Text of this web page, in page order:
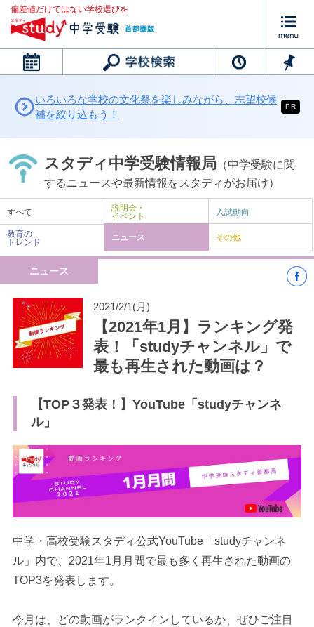
偏差値だけではない学校選びを
カレンダー
学校閲覧履歴はありません
ブックマークした学校
ブックマークした学校はありません
いろいろな学校の文化祭を楽しみながら、志望校候
補を絞り込もう！
PR
スタディ中学受験情報局 （中学受験に関
するニュースや最新情報をスタディがお届け）
すべて
説明会・
イベント
入試動向
教育の
トレンド
ニュース その他
ニュース
2021/2/1(月)
【2021年1月】ランキング発
表！「studyチャンネル」で
最も再生された動画は？
【TOP３発表！】YouTube「studyチャンネ
ル」
中学・高校受験スタディ公式YouTube「studyチャンネ
ル」内で、2021年1月月間で最も多く再生された動画の
TOP3を発表します。
今月は、どの動画がランクインしているか、ぜひご注目